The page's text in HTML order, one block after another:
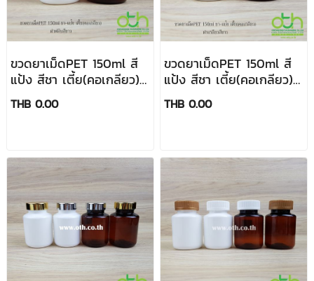
ขวดยาเม็ดPET 150ml สี
แป้ง สีชา เตี้ย(คอเกลียว)
ฝาฟลิปสีขาว
THB 0.00
ขวดยาเม็ดPET 150ml สี
แป้ง สีชา เตี้ย(คอเกลียว)
ฝาเกลียวสีขาว
THB 0.00